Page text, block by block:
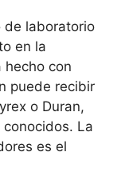
de laboratorio
en la
hecho con
puede recibir
o Duran,
La
es el